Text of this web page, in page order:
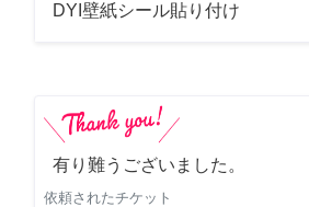
DYI壁紙シール貼り付け
有り難うございました。
依頼されたチケット